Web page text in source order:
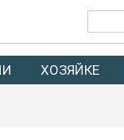
ХОЗЯЙКЕ